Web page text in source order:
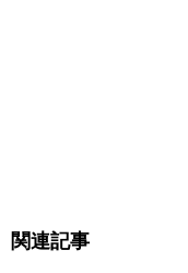
関連記事